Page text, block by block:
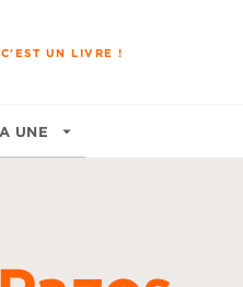
UN LIVRE !
UNE arrow_drop_down